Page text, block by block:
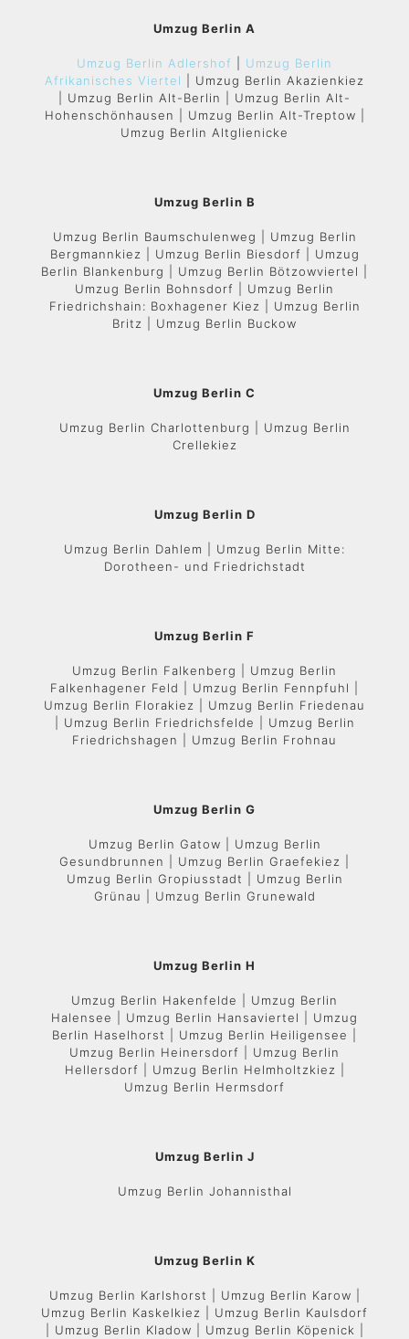
Umzug Berlin A
Umzug Berlin Adlershof
Umzug Berlin
Afrikanisches Viertel
| Umzug Berlin Akazienkiez
| Umzug Berlin Alt-Berlin | Umzug Berlin Alt-
Hohenschönhausen | Umzug Berlin Alt-Treptow |
Umzug Berlin Altglienicke
Umzug Berlin B
Umzug Berlin Baumschulenweg | Umzug Berlin
Bergmannkiez | Umzug Berlin Biesdorf | Umzug
Berlin Blankenburg | Umzug Berlin Bötzowviertel |
Umzug Berlin Bohnsdorf | Umzug Berlin
Friedrichshain: Boxhagener Kiez | Umzug Berlin
Britz | Umzug Berlin Buckow
Umzug Berlin C
Umzug Berlin Charlottenburg | Umzug Berlin
Crellekiez
Umzug Berlin D
Umzug Berlin Dahlem | Umzug Berlin Mitte:
Dorotheen- und Friedrichstadt
Umzug Berlin F
Umzug Berlin Falkenberg | Umzug Berlin
Falkenhagener Feld | Umzug Berlin Fennpfuhl |
Umzug Berlin Florakiez | Umzug Berlin Friedenau
| Umzug Berlin Friedrichsfelde | Umzug Berlin
Friedrichshagen | Umzug Berlin Frohnau
Umzug Berlin G
Umzug Berlin Gatow | Umzug Berlin
Gesundbrunnen | Umzug Berlin Graefekiez |
Umzug Berlin Gropiusstadt | Umzug Berlin
Grünau | Umzug Berlin Grunewald
Umzug Berlin H
Umzug Berlin Hakenfelde | Umzug Berlin
Halensee | Umzug Berlin Hansaviertel | Umzug
Berlin Haselhorst | Umzug Berlin Heiligensee |
Umzug Berlin Heinersdorf | Umzug Berlin
Hellersdorf | Umzug Berlin Helmholtzkiez |
Umzug Berlin Hermsdorf
Umzug Berlin J
Umzug Berlin Johannisthal
Umzug Berlin K
Umzug Berlin Karlshorst | Umzug Berlin Karow |
Umzug Berlin Kaskelkiez | Umzug Berlin Kaulsdorf
| Umzug Berlin Kladow | Umzug Berlin Köpenick |